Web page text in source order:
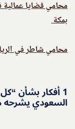
بمكة
محامي شاطر في
1 أفكار بشأن
السعودي يشرحه